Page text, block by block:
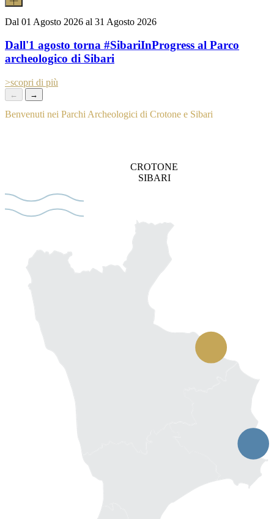
Dal 01 Agosto 2026 al 31 Agosto 2026
Dall'1 agosto torna #SibariInProgress al Parco
archeologico di Sibari
>scopri di più
← →
Benvenuti nei Parchi Archeologici di Crotone e Sibari
CROTONE
SIBARI